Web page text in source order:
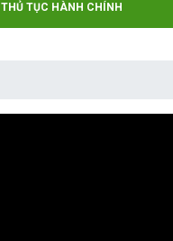
THỦ TỤC HÀNH CHÍNH